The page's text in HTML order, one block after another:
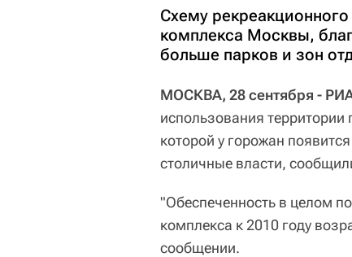
Схему
комплекса Москвы,
больше парков и зон
МОСКВА, 28 сентября -
использования
которой у горожан
столичные власти,
"Обеспеченность в целом
комплекса к 2010 году
сообщении.